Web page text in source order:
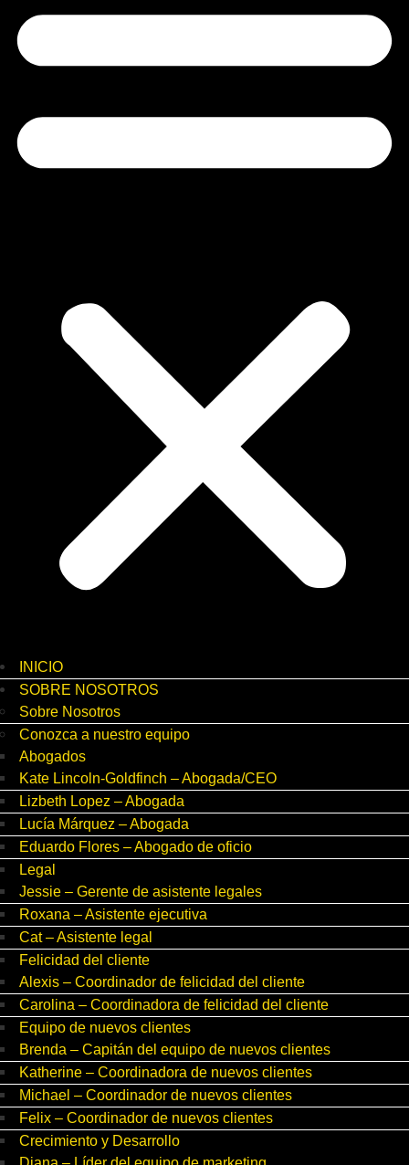
INICIO
SOBRE NOSOTROS
Sobre Nosotros
Conozca a nuestro equipo
Abogados
Kate Lincoln-Goldfinch – Abogada/CEO
Lizbeth Lopez – Abogada
Lucía Márquez – Abogada
Eduardo Flores – Abogado de oficio
Legal
Jessie – Gerente de asistente legales
Roxana – Asistente ejecutiva
Cat – Asistente legal
Felicidad del cliente
Alexis – Coordinador de felicidad del cliente
Carolina – Coordinadora de felicidad del cliente
Equipo de nuevos clientes
Brenda – Capitán del equipo de nuevos clientes
Katherine – Coordinadora de nuevos clientes
Michael – Coordinador de nuevos clientes
Felix – Coordinador de nuevos clientes
Crecimiento y Desarrollo